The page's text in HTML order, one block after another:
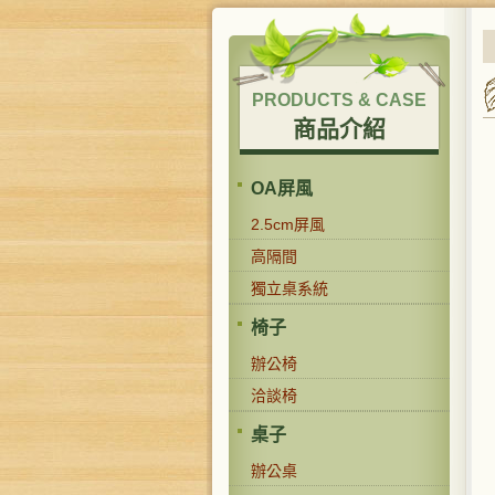
PRODUCTS & CASE
商品介紹
OA屏風
2.5cm屏風
高隔間
獨立桌系統
椅子
辦公椅
洽談椅
桌子
辦公桌